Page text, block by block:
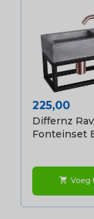
Prijs
225,00
Differnz
Fonteinset
shopping_cart Voeg